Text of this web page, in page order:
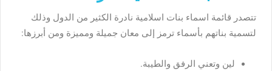
تتصدر قائمة اسماء بنات اسلامية نادرة الكثير من الدول وذلك
لتسمية بناتهم بأسماء ترمز إلى معان جميلة ومميزة ومن أبرزها:
لين وتعني الرفق والطيبة.